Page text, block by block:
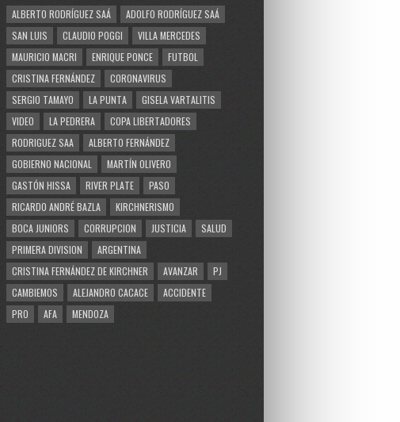
ALBERTO RODRÍGUEZ SAÁ
ADOLFO RODRÍGUEZ SAÁ
SAN LUIS
CLAUDIO POGGI
VILLA MERCEDES
MAURICIO MACRI
ENRIQUE PONCE
FUTBOL
CRISTINA FERNÁNDEZ
CORONAVIRUS
SERGIO TAMAYO
LA PUNTA
GISELA VARTALITIS
VIDEO
LA PEDRERA
COPA LIBERTADORES
RODRIGUEZ SAA
ALBERTO FERNÁNDEZ
GOBIERNO NACIONAL
MARTÍN OLIVERO
GASTÓN HISSA
RIVER PLATE
PASO
RICARDO ANDRÉ BAZLA
KIRCHNERISMO
BOCA JUNIORS
CORRUPCION JUSTICIA
SALUD
PRIMERA DIVISION
ARGENTINA
CRISTINA FERNÁNDEZ DE KIRCHNER
AVANZAR
PJ
CAMBIEMOS
ALEJANDRO CACACE
ACCIDENTE
PRO
AFA MENDOZA